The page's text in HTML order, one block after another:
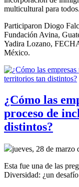
multicultural para todos.
Participaron Diogo
Fundación Avina,
Yadira Lozano,
México.
¿Cómo las
proceso de
distintos?
jueves, 28 de marzo
Esta fue una de las
Diversidad: ¿un